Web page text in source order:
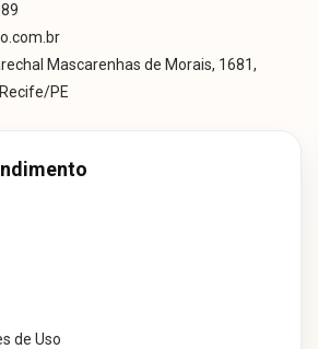
Mascarenhas de Morais, 1681,
PE
de Uso